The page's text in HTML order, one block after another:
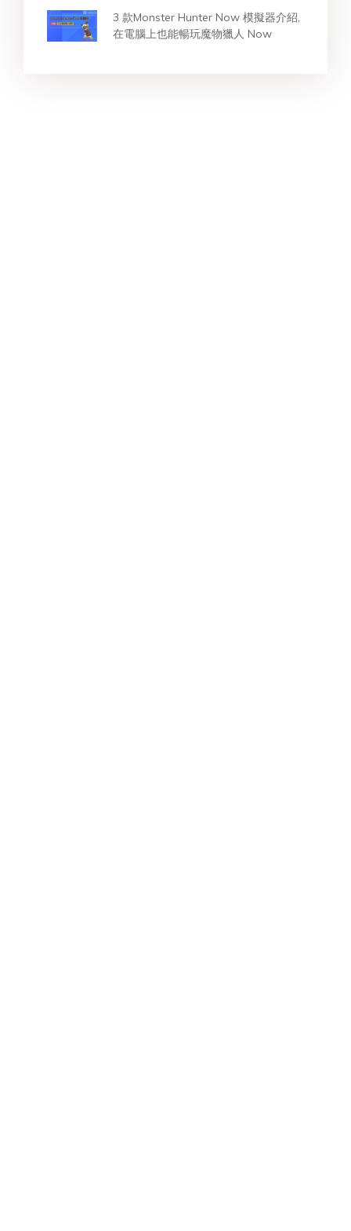
3 款Monster Hunter Now 模擬器介紹,
在電腦上也能暢玩魔物獵人 Now